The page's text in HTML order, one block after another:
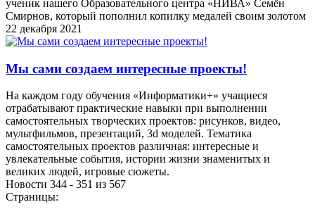
ученик нашего Образовательного центра «НИВА» Семён
Смирнов, который пополнил копилку медалей своим золотом
22 декабря 2021
Мы сами создаем интересные проекты!
На каждом году обучения «Информатики+» учащиеся
отрабатывают практические навыки при выполнении
самостоятельных творческих проектов: рисунков, видео,
мультфильмов, презентаций, 3d моделей. Тематика
самостоятельных проектов различная: интересные и
увлекательные события, истории жизни знаменитых и
великих людей, игровые сюжеты.
Новости 344 - 351 из 567
Страницы: